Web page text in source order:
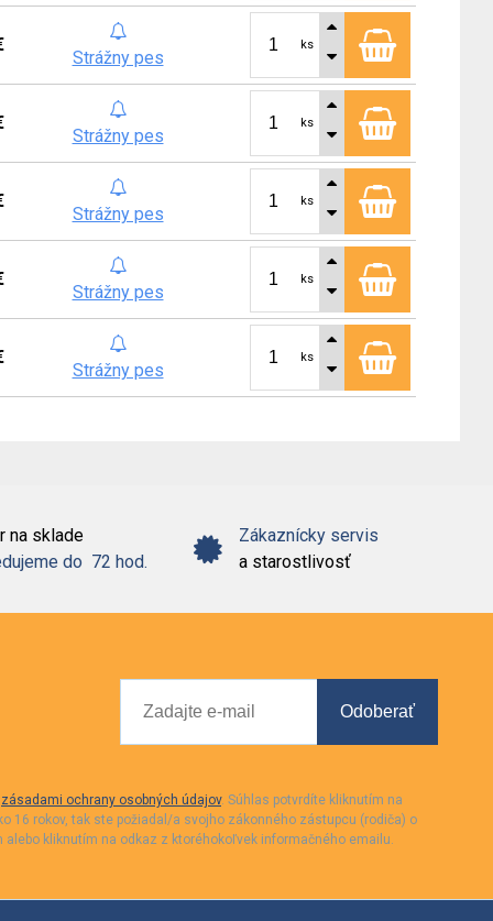
Strážny pes
ks
Strážny pes
ks
Strážny pes
ks
Strážny pes
ks
Strážny pes
ks
na sklade
do 72 hod.
Zákaznícky servis
a starostlivosť
Odoberať
zásadami ochrany osobných údajov. Súhlas potvrdíte kliknutím na
16 rokov, tak ste požiadal/a svojho zákonného zástupcu (rodiča) o
kliknutím na odkaz z ktoréhokoľvek informačného emailu.